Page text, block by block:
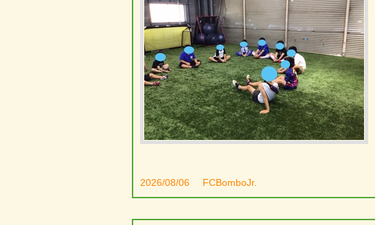
2026/08/06 FCBomboJr.